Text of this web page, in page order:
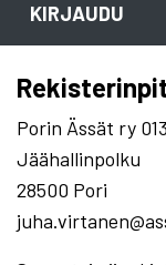
KIRJAUDU
Porin Ässät ry
Jäähallinpolku
28500 Pori